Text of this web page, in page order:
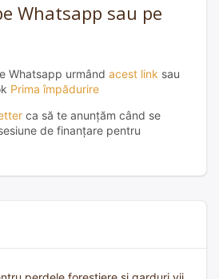
Whatsapp sau pe
Whatsapp urmând acest link sau
Prima împădurire
ca să te anunțăm când se
de finanțare pentru